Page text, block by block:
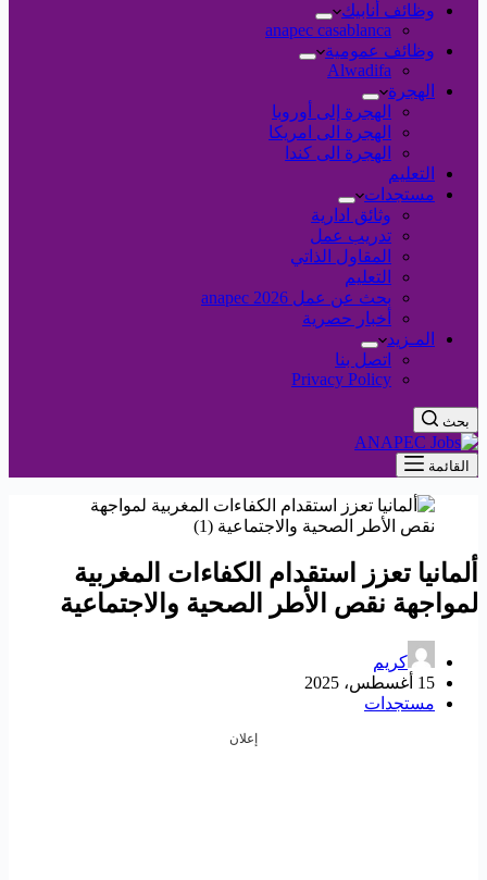
وظائف أنابيك
anapec casablanca
وظائف عمومية
Alwadifa
الهجرة
الهجرة إلى أوروبا
الهجرة الى امريكا
الهجرة الى كندا
التعليم
مستجدات
وثائق ادارية
تدريب عمل
المقاول الذاتي
التعليم
بحث عن عمل 2026 anapec
أخبار حصرية
المـزيد
اتصل بنا
Privacy Policy
بحث
القائمة
ألمانيا تعزز استقدام الكفاءات المغربية
لمواجهة نقص الأطر الصحية والاجتماعية
كريم
15 أغسطس، 2025
مستجدات
إعلان